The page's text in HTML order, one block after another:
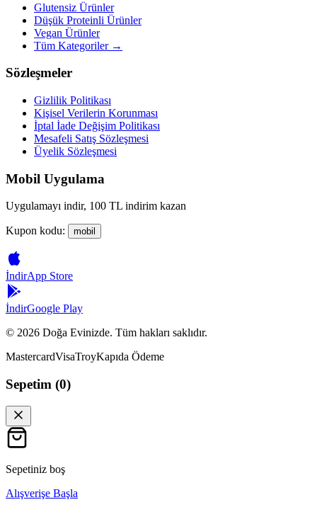
Glutensiz Ürünler
Düşük Proteinli Ürünler
Vegan Ürünler
Tüm Kategoriler →
Sözleşmeler
Gizlilik Politikası
Kişisel Verilerin Korunması
İptal İade Değişim Politikası
Mesafeli Satış Sözleşmesi
Üyelik Sözleşmesi
Mobil Uygulama
Uygulamayı indir, 100 TL indirim kazan
Kupon kodu: mobil
İndirApp Store
İndirGoogle Play
© 2026 Doğa Evinizde. Tüm hakları saklıdır.
MastercardVisaTroyKapıda Ödeme
Sepetim (0)
Sepetiniz boş
Alışverişe Başla